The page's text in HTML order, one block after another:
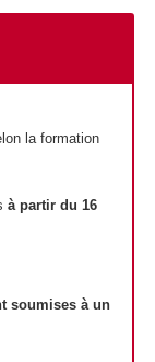
la formation
à partir du 16
soumises à un